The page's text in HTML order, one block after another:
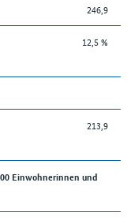
246,9
12,5 %
213,9
Einwohnerinnen und